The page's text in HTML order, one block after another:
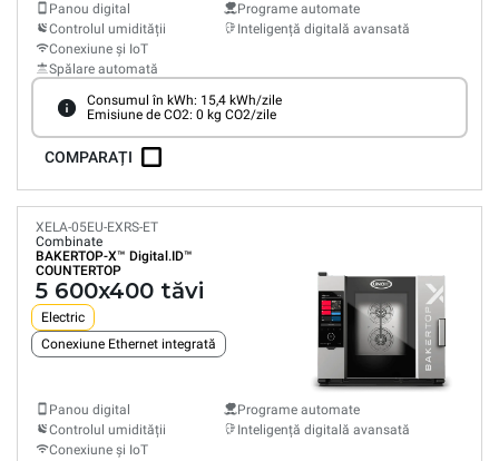
Panou digital
Controlul umidității
Conexiune și IoT
Spălare automată
Programe automate
Inteligență digitală avansată
Consumul în kWh: 15,4 kWh/zile
Emisiune de CO2: 0 kg CO2/zile
COMPARAȚI
XELA-05EU-EXRS-ET
Combinate
BAKERTOP-X™ Digital.ID™
COUNTERTOP
5 600x400 tăvi
Electric
Conexiune Ethernet integrată
Panou digital
Controlul umidității
Conexiune și IoT
Programe automate
Inteligență digitală avansată